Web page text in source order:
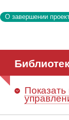
О завершении
Показать